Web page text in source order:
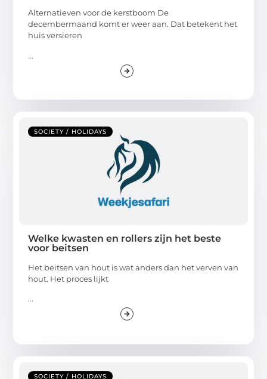
Alternatieven voor de kerstboom De
decembermaand komt er weer aan. Dat betekent het
huis versieren
...
SOCIETY / HOLIDAYS
Welke kwasten en rollers zijn het beste
voor beitsen
Het beitsen van hout is wat anders dan het verven van
hout. Het proces lijkt
...
SOCIETY / HOLIDAYS